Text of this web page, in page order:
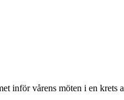
inför vårens möten i en krets